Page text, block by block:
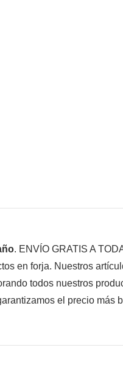
. ENVÍO GRATIS A
en forja. Nuestros
todos nuestros
el precio más